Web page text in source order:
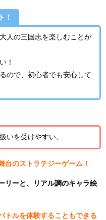
！
人の三国志を楽しむことが
！
ので、初心者でも安心して
いを受けやすい。
台のストラテジーゲーム！
リーと、リアル調のキャラ絵
トルを体験することもできる